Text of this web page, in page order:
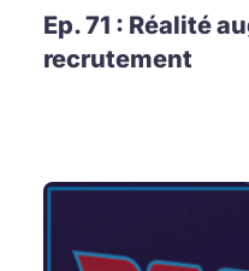
Ep. 71 : Réalité
recrutement